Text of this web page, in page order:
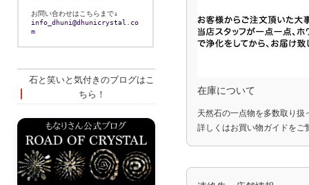
在庫について
天然石の一点物を多数取り扱
詳しくはお買い物ガイドをご
お問い合わせはこちらまで↓
info_dhuni@dhunicrystal.co
m
石と笑いと気付きのブログはこ
ちら！